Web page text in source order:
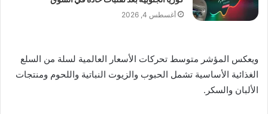
أغسطس 4, 2026
ويعكس المؤشر متوسط تحركات الأسعار العالمية لسلة من السلع
الغذائية الأساسية تشمل الحبوب والزيوت النباتية واللحوم ومنتجات
الألبان والسكر.